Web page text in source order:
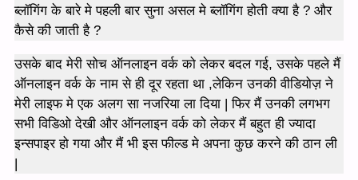
ब्लॉगिंग के बारे मे पहली बार सुना असल मे ब्लॉगिंग होती क्या है ? और
कैसे की जाती है ?
उसके बाद मेरी सोच ऑनलाइन वर्क को लेकर बदल गई, उसके पहले मैं
ऑनलाइन वर्क के नाम से ही दूर रहता था ,लेकिन उनकी वीडियोज़ ने
मेरी लाइफ मे एक अलग सा नजरिया ला दिया | फिर मैं उनकी लगभग
सभी विडिओ देखी और ऑनलाइन वर्क को लेकर मैं बहुत ही ज्यादा
इन्सपाइर हो गया और मैं भी इस फील्ड मे अपना कुछ करने की ठान ली